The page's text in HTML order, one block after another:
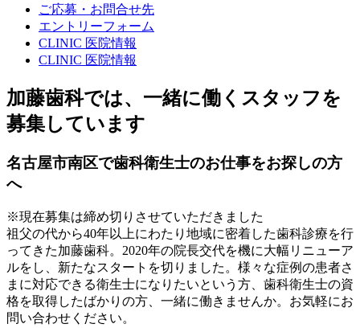
ご応募・お問合せ先
エントリーフォーム
CLINIC 医院情報
CLINIC 医院情報
加藤歯科では、一緒に働くスタッフを
募集しています
名古屋市南区で歯科衛生士のお仕事をお探しの方
へ
※現在募集は締め切りさせていただきました
祖父の代から40年以上にわたり地域に密着した歯科診療を行
ってきた加藤歯科。2020年の院長交代を機に大幅リニューア
ルをし、新たなスタートを切りました。様々な症例の患者さ
まに対応できる衛生士になりたいという方、歯科衛生士の資
格を取得したばかりの方、一緒に働きませんか。お気軽にお
問い合わせください。